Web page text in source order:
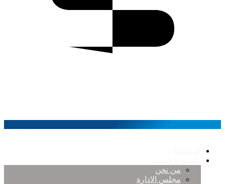
من نحن
مجلس الادارة